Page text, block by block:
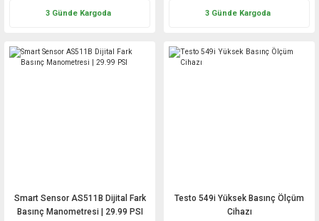
3 Günde Kargoda 3 Günde Kargoda
Smart Sensor AS511B Dijital Fark
Basınç Manometresi | 29.99 PSI
Testo 549i Yüksek Basınç Ölçüm
Cihazı